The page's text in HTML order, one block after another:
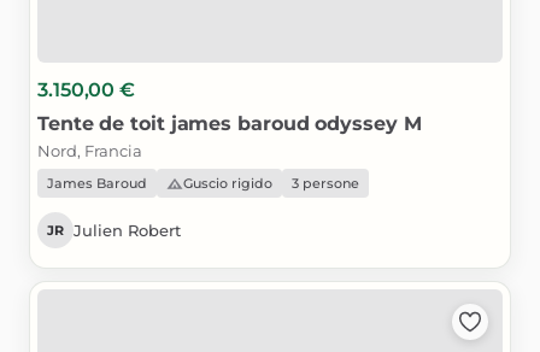
3.150,00 €
Tente de toit james baroud odyssey M
Nord, Francia
James Baroud Guscio rigido 3 persone
JR Julien Robert